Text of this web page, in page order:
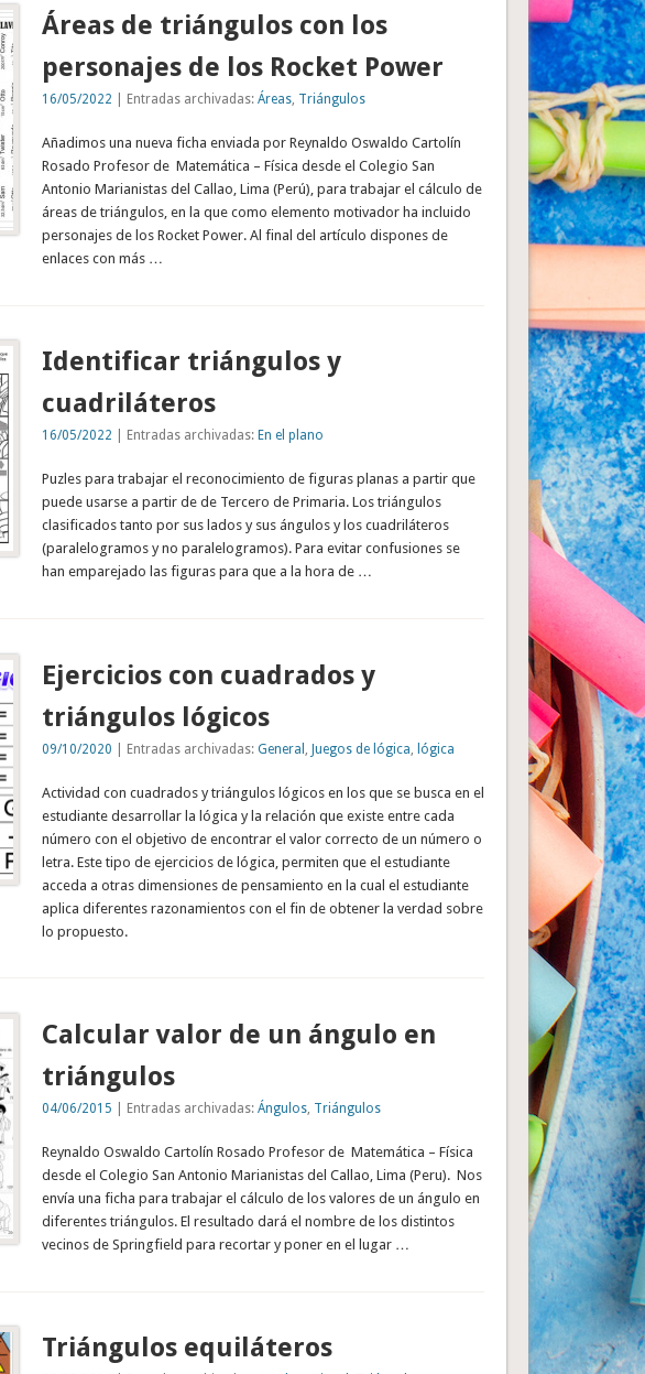
Áreas de triángulos con los
personajes de los Rocket Power
16/05/2022 | Entradas archivadas: Áreas, Triángulos
Añadimos una nueva ficha enviada por Reynaldo Oswaldo Cartolín
Rosado Profesor de Matemática – Física desde el Colegio San
Antonio Marianistas del Callao, Lima (Perú), para trabajar el cálculo de
áreas de triángulos, en la que como elemento motivador ha incluido
personajes de los Rocket Power. Al final del artículo dispones de
enlaces con más …
Identificar triángulos y
cuadriláteros
16/05/2022 | Entradas archivadas: En el plano
Puzles para trabajar el reconocimiento de figuras planas a partir que
puede usarse a partir de de Tercero de Primaria. Los triángulos
clasificados tanto por sus lados y sus ángulos y los cuadriláteros
(paralelogramos y no paralelogramos). Para evitar confusiones se
han emparejado las figuras para que a la hora de …
Ejercicios con cuadrados y
triángulos lógicos
09/10/2020 | Entradas archivadas: General Juegos de lógica lógica
Actividad con cuadrados y triángulos lógicos en los que se busca en el
estudiante desarrollar la lógica y la relación que existe entre cada
número con el objetivo de encontrar el valor correcto de un número o
letra. Este tipo de ejercicios de lógica, permiten que el estudiante
acceda a otras dimensiones de pensamiento en la cual el estudiante
aplica diferentes razonamientos con el fin de obtener la verdad sobre
lo propuesto.
Calcular valor de un ángulo en
triángulos
04/06/2015 | Entradas archivadas: Ángulos, Triángulos
Reynaldo Oswaldo Cartolín Rosado Profesor de Matemática – Física
desde el Colegio San Antonio Marianistas del Callao, Lima (Peru). Nos
envía una ficha para trabajar el cálculo de los valores de un ángulo en
diferentes triángulos. El resultado dará el nombre de los distintos
vecinos de Springfield para recortar y poner en el lugar …
Triángulos equiláteros